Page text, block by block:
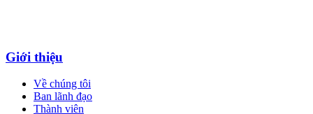
Giới thiệu
Về chúng tôi
Ban lãnh đạo
Thành viên